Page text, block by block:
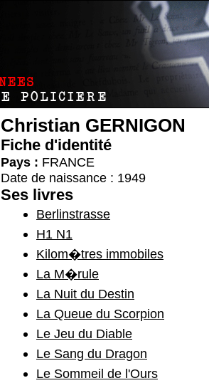
Christian GERNIGON
Fiche d'identité
Pays : FRANCE
Date de naissance : 1949
Ses livres
Berlinstrasse
H1 N1
Kilom�tres immobiles
La M�rule
La Nuit du Destin
La Queue du Scorpion
Le Jeu du Diable
Le Sang du Dragon
Le Sommeil de l'Ours